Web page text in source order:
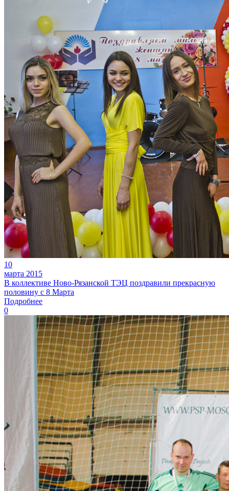
10
марта 2015
В коллективе Ново-Рязанской ТЭЦ поздравили прекрасную
половину с 8 Марта
Подробнее
0